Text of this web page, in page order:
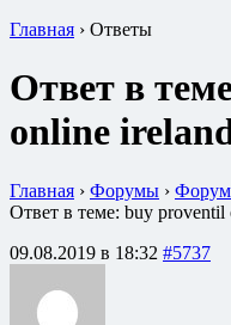
Главная › Ответы
Ответ в
online
Главная › Форумы ›
Ответ в теме: buy proventil
09.08.2019 в 18:32 #5737